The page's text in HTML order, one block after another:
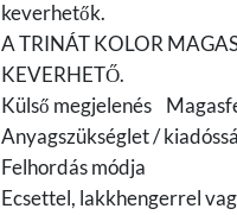
keverhetők.
A TRINÁT KOLOR
KEVERHETŐ.
Külső megjelenés
Anyagszükséglet /
Felhordás módja
Ecsettel, lakkhengerrel